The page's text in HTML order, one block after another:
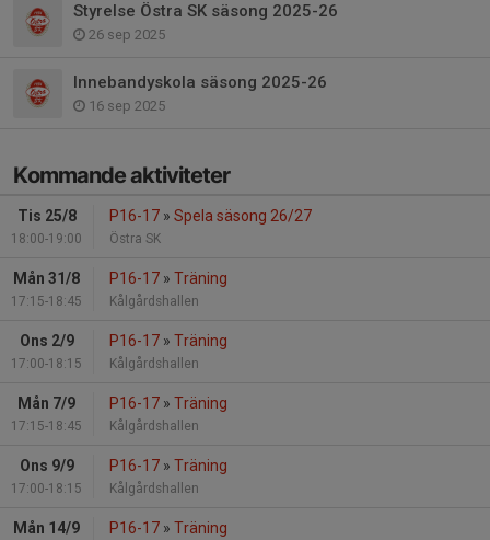
Styrelse Östra SK säsong 2025-26
26 sep 2025
Innebandyskola säsong 2025-26
16 sep 2025
Kommande aktiviteter
Tis 25/8
18:00-19:00
P16-17 » Spela säsong 26/27
Östra SK
Mån 31/8
17:15-18:45
P16-17 » Träning
Kålgårdshallen
Ons 2/9
17:00-18:15
P16-17 » Träning
Kålgårdshallen
Mån 7/9
17:15-18:45
P16-17 » Träning
Kålgårdshallen
Ons 9/9
17:00-18:15
P16-17 » Träning
Kålgårdshallen
Mån 14/9 P16-17 » Träning